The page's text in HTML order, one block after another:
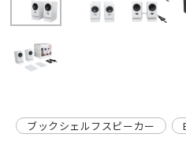
ブックシェルフスピーカー